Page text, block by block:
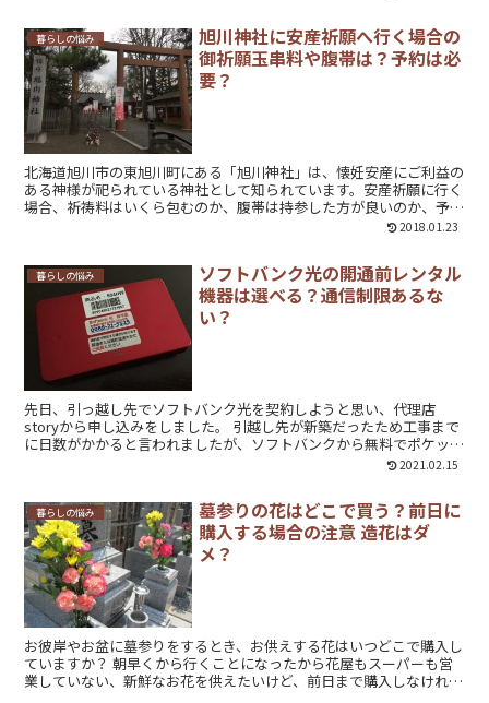
暮らしの悩み
旭川神社に安産祈願へ行く場合の
御祈願玉串料や腹帯は？予約は必
要？
北海道旭川市の東旭川町にある「旭川神社」は、懐妊安産にご利益の
ある神様が祀られている神社として知られています。安産祈願に行く
場合、祈祷料はいくら包むのか、腹帯は持参した方が良いのか、予約
2018.01.23
暮らしの悩み
ソフトバンク光の開通前レンタル
機器は選べる？通信制限あるな
い？
先日、引っ越し先でソフトバンク光を契約しようと思い、代理店
storyから申し込みをしました。 引越し先が新築だったため工事まで
に日数がかかると言われましたが、ソフトバンクから無料でポケット
2021.02.15
暮らしの悩み
墓参りの花はどこで買う？前日に
購入する場合の注意 造花はダ
メ？
お彼岸やお盆に墓参りをするとき、お供えする花はいつどこで購入し
ていますか？ 朝早くから行くことになったから花屋もスーパーも営
業していない、新鮮なお花を供えたいけど、前日まで購入しなければ